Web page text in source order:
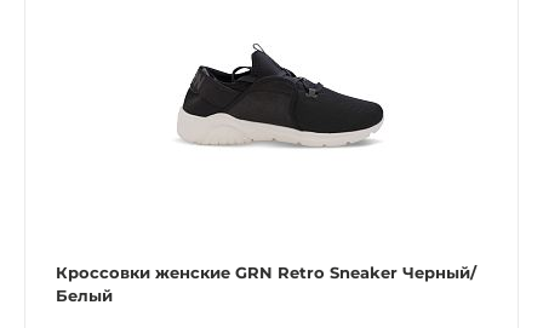
Кроссовки женские GRN Retro Sneaker Черный/
Белый